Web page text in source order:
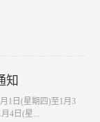
知
1日(星期四)至1月3
4日(星...